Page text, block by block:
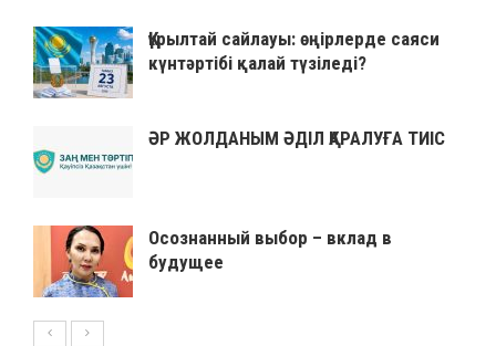
Құрылтай сайлауы: өңірлерде саяси
күнтәртібі қалай түзіледі?
ӘР ЖОЛДАНЫМ ӘДІЛ ҚАРАЛУҒА ТИІС
Осознанный выбор – вклад в
будущее